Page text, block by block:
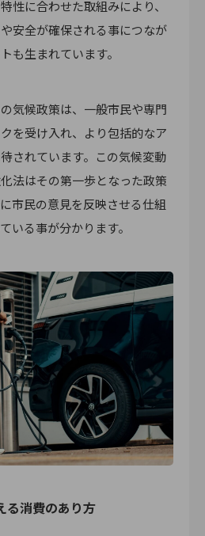
性に合わせた取組みにより、
安全が確保される事につなが
も生まれています。
気候政策は、一般市民や専門
を受け入れ、より包括的なア
されています。この気候変動
法はその第一歩となった政策
市民の意見を反映させる仕組
いる事が分かります。
る消費のあり方